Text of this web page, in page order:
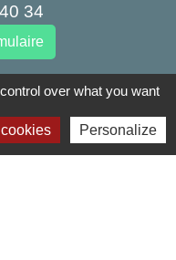
34
over what you want
Personalize